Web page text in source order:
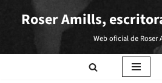
Roser Amills,
Web oficial de Roser